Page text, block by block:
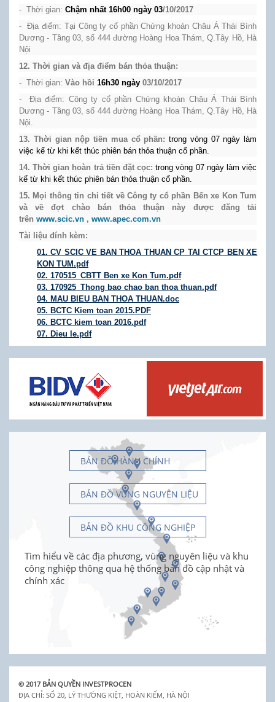
- Thời gian: Chậm nhất 16h00 ngày 03/10/2017
-
Địa điểm: Tại Công ty cổ phần Chứng khoán Châu Á Thái Bình
Dương - Tầng 03, số 444 đường Hoàng Hoa Thám, Q.Tây Hồ, Hà
Nội
12. Thời gian và địa điểm bán thỏa thuận:
- Thời gian: Vào hồi 16h30 ngày 03/10/2017
-
Địa điểm: Công ty cổ phần Chứng khoán Châu Á Thái Bình
Dương - Tầng 03, số 444 đường Hoàng Hoa Thám, Q.Tây Hồ, Hà
Nội.
13. Thời gian nộp tiền mua cổ phần: trong vòng 07 ngày làm
việc kể từ khi kết thúc phiên bán thỏa thuận cổ phần.
14. Thời gian hoàn trả tiền đặt cọc:trong vòng 07 ngày làm việc
kể từ khi kết thúc phiên bán thỏa thuận cổ phần.
15. Mọi thông tin chi tiết về Công ty cổ phần Bến xe Kon Tum
và về đợt chào bán thỏa thuận này được đăng tải
trên www.scic.vn , www.apec.com.vn
Tài liệu đính kèm:
01. CV SCIC VE BAN THOA THUAN CP TAI CTCP BEN XE
KON TUM.pdf
02. 170515_CBTT Ben xe Kon Tum.pdf
03. 170925_Thong bao chao ban thoa thuan.pdf
04. MAU BIEU BAN THOA THUAN.doc
05. BCTC Kiem toan 2015.PDF
06. BCTC kiem toan 2016.pdf
07. Dieu le.pdf
BẢN ĐỒ HÀNH CHÍNH
BẢN ĐỒ VÙNG NGUYÊN LIỆU
BẢN ĐỒ KHU CÔNG NGHIỆP
Tìm hiểu về các địa phương, vùng nguyên liệu và khu
công nghiệp thông qua hệ thống bản đồ cập nhật và
chính xác
© 2017 BẢN QUYỀN INVESTPROCEN
ĐỊA CHỈ: SỐ 20, LÝ THƯỜNG KIỆT, HOÀN KIẾM, HÀ NỘI